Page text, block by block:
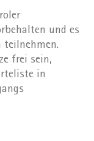
und es
teilnehmen.
frei sein,
in